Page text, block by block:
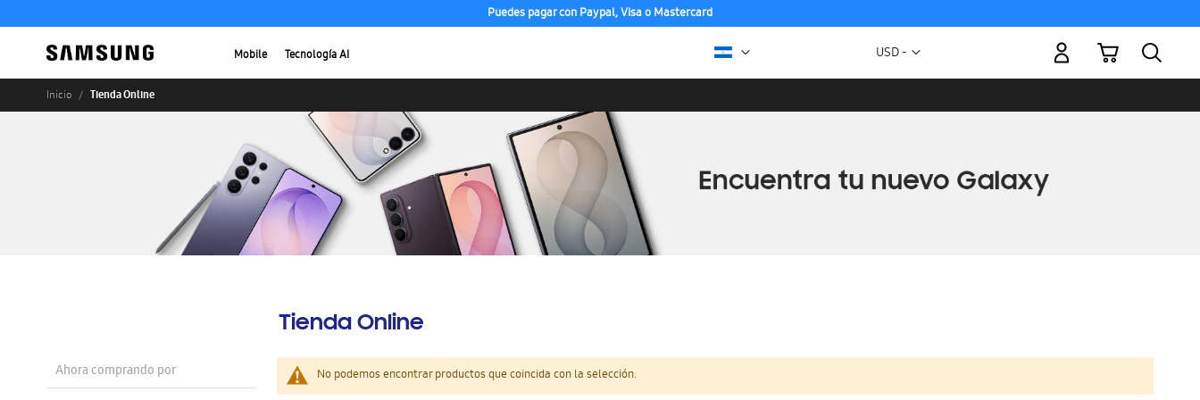
Puedes pagar con Paypal, Visa o Mastercard
Mobile Tecnología AI Moneda
USD -
Mi carrito
Inicio Tienda Online
Tienda Online
No podemos encontrar productos que coincida con la selección.
Ahora comprando por